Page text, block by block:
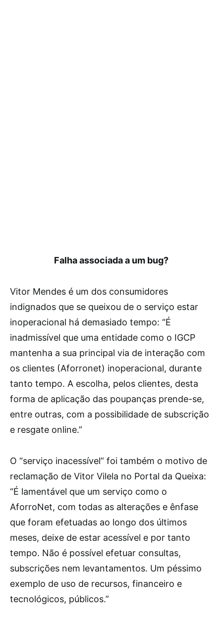
Falha associada a um bug?
Vitor Mendes é um dos consumidores
indignados que se queixou de o serviço estar
inoperacional há demasiado tempo: “É
inadmissível que uma entidade como o IGCP
mantenha a sua principal via de interação com
os clientes (Aforronet) inoperacional, durante
tanto tempo. A escolha, pelos clientes, desta
forma de aplicação das poupanças prende-se,
entre outras, com a possibilidade de subscrição
e resgate online.”
O “serviço inacessível” foi também o motivo de
reclamação de Vitor Vilela no Portal da Queixa:
“É lamentável que um serviço como o
AforroNet, com todas as alterações e ênfase
que foram efetuadas ao longo dos últimos
meses, deixe de estar acessível e por tanto
tempo. Não é possível efetuar consultas,
subscrições nem levantamentos. Um péssimo
exemplo de uso de recursos, financeiro e
tecnológicos, públicos.”